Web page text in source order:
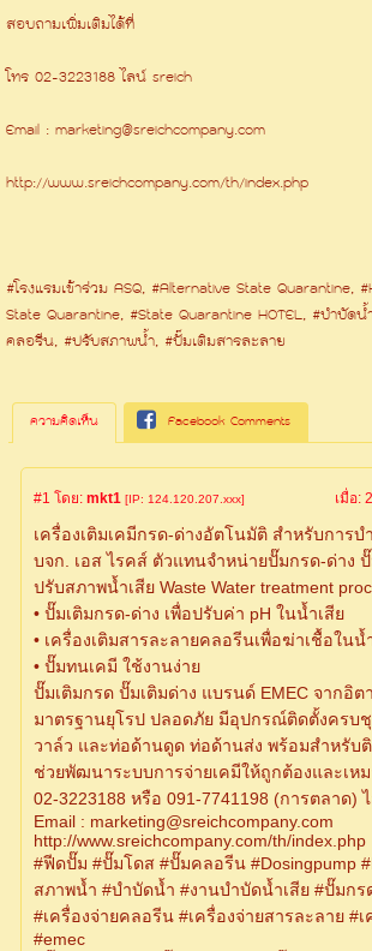
สอบถามเพิ่มเติมได้ที่
โทร 02-3223188 ไลน์ sreich
Email : marketing@sreichcompany.com
http://www.sreichcompany.com/th/index.php
#โรงแรมเข้าร่วม ASQ, #Alternative State Quarantine,
State Quarantine, #State Quarantine HOTEL, #บำบัดน้
คลอรีน, #ปรับสภาพน้ำ, #ปั๊มเติมสารละลาย
ความคิดเห็น Facebook Comments
#1 โดย:mkt1 [IP: 124.120.207.xxx] เมื่อ:
เครื่องเติมเคมีกรด-ด่างอัตโนมัติ สำหรับการบ
บจก. เอส ไรคส์ ตัวแทนจำหน่ายปั๊มกรด-ด่าง
ปรับสภาพน้ำเสีย Waste Water treatment
• ปั๊มเติมกรด-ด่าง เพื่อปรับค่า pH ในน้ำเสีย
• เครื่องเติมสารละลายคลอรีนเพื่อฆ่าเชื้อในน้
• ปั๊มทนเคมี ใช้งานง่าย
ปั๊มเติมกรด ปั๊มเติมด่าง แบรนด์ EMEC จากอิต
มาตรฐานยุโรป ปลอดภัย มีอุปกรณ์ติดตั้งครบ
วาล์ว และท่อด้านดูด ท่อด้านส่ง พร้อมสำหรับ
ช่วยพัฒนาระบบการจ่ายเคมีให้ถูกต้องและเห
02-3223188 หรือ 091-7741198 (การตลาด)
Email : marketing@sreichcompany.com
http://www.sreichcompany.com/th/index.php
#ฟีดปั๊ม #ปั๊มโดส #ปั๊มคลอรีน #Dosingpump
สภาพน้ำ #บำบัดน้ำ #งานบำบัดน้ำเสีย #ปั๊มกร
#เครื่องจ่ายคลอรีน #เครื่องจ่ายสารละลาย #เ
#emec